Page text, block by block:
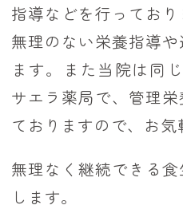
指導などを行ってお
無理のない栄養指導
ます。また当院は同
サエラ薬局で、管理
ておりますので、お気
無理なく継続できる
します。